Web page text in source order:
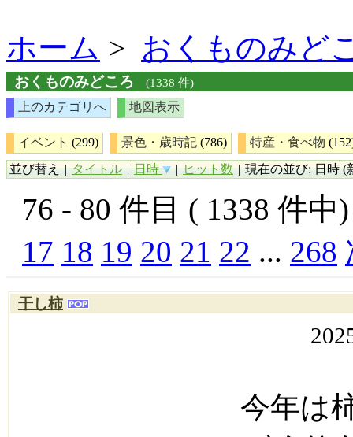
ホーム > おくものみど
おくものみどころ
(1338 件)
上のカテゴリへ
地図表示
イベント (299) 景色・歳時記 (786) 特産・食べ物
並び替え
| タイトル | 日時 | ヒット数 | 現在の並び: 日時
76 - 80 件目 ( 1338 件
17 18 19 20 21 22 ... 268
干し柿
今年は